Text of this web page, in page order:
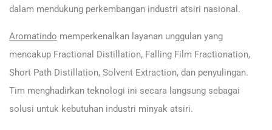
dalam mendukung perkembangan industri atsiri nasional.
Aromatindo memperkenalkan layanan unggulan yang
mencakup Fractional Distillation, Falling Film Fractionation,
Short Path Distillation, Solvent Extraction, dan penyulingan.
Tim menghadirkan teknologi ini secara langsung sebagai
solusi untuk kebutuhan industri minyak atsiri.